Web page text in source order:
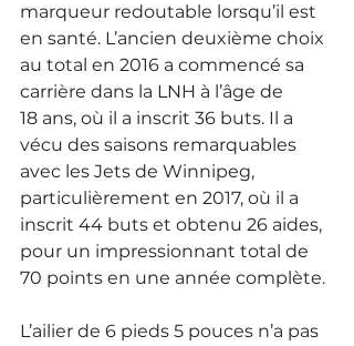
marqueur redoutable lorsqu’il est
en santé. L’ancien deuxième choix
au total en 2016 a commencé sa
carrière dans la LNH à l’âge de
18 ans, où il a inscrit 36 buts. Il a
vécu des saisons remarquables
avec les Jets de Winnipeg,
particulièrement en 2017, où il a
inscrit 44 buts et obtenu 26 aides,
pour un impressionnant total de
70 points en une année complète.
L’ailier de 6 pieds 5 pouces n’a pas